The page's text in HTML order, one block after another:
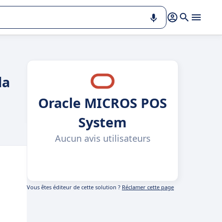
Oracle MICROS POS
System
Aucun avis utilisateurs
Vous êtes éditeur de cette solution ? Réclamer cette page